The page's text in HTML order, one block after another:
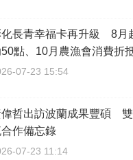
長青幸福卡再升級 8月
50點、10月農漁會消費折
07-23 15:54
哲出訪波蘭成果豐碩
作備忘錄
07-23 11:14